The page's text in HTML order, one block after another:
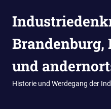
Inhalt
Brandenburg,
und
Historie und Werdegang der